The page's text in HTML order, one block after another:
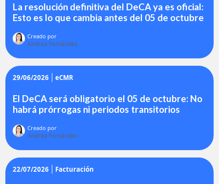
La resolución definitiva del DeCA ya es oficial:
Esto es lo que cambia antes del 05 de octubre
Creado por
Andrea Fernández
29/06/2026 eCMR
El DeCA será obligatorio el 05 de octubre: No
habrá prórrogas ni periodos transitorios
Creado por
Andrea Fernández
22/07/2026 Facturación